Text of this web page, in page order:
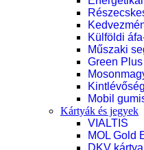
Külföldi
Műszaki
Green
Mobil
Kártyák és jegyek
VIALTIS
MOL Gold
DKV kártya